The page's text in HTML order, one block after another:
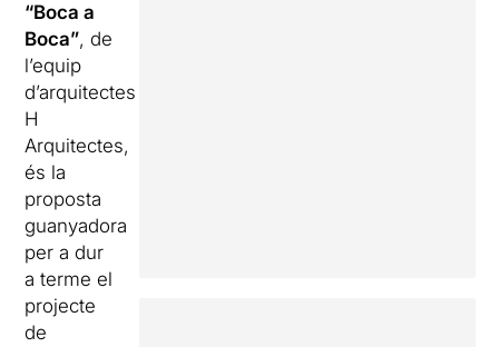
“Boca a
Boca”, de
l’equip
d’arquitectes
H
Arquitectes,
és la
proposta
guanyadora
per a dur
a terme el
projecte
de